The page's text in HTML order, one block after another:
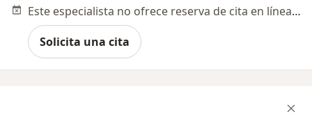
Este especialista no ofrece reserva de cita en línea en esta dirección.
Solicita una cita